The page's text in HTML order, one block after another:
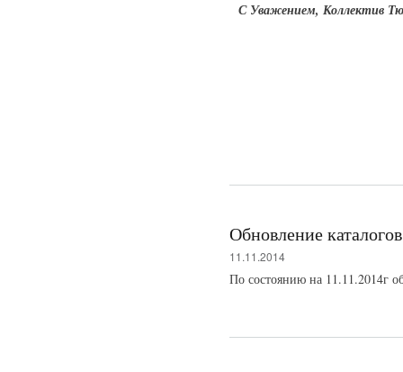
С Уважением, Коллектив
Обновление каталогов
11.11.2014
По состоянию на 11.11.2014г